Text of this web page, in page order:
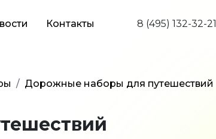
Контакты 8 (495) 132-32-21
Дорожные наборы для путешествий